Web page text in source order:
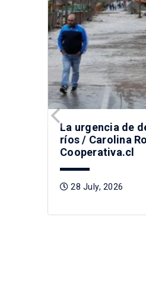
La urgencia de
ríos / Carolina
Cooperativa.cl
28 July, 2026